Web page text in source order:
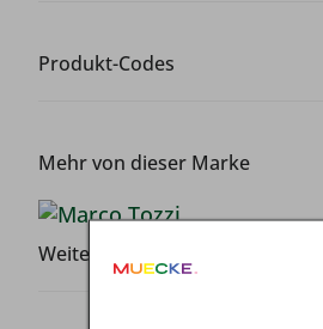
Produkt-Codes
Mehr von dieser Marke
Weitere Infos